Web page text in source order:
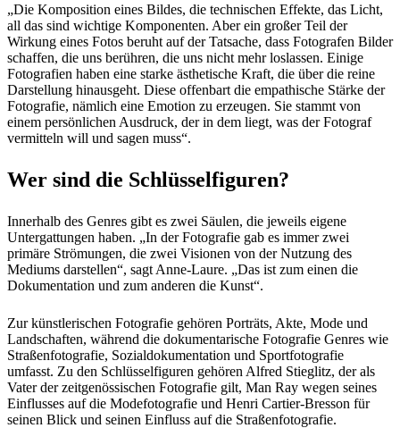
„Die Komposition eines Bildes, die technischen Effekte, das Licht,
all das sind wichtige Komponenten. Aber ein großer Teil der
Wirkung eines Fotos beruht auf der Tatsache, dass Fotografen Bilder
schaffen, die uns berühren, die uns nicht mehr loslassen. Einige
Fotografien haben eine starke ästhetische Kraft, die über die reine
Darstellung hinausgeht. Diese offenbart die empathische Stärke der
Fotografie, nämlich eine Emotion zu erzeugen. Sie stammt von
einem persönlichen Ausdruck, der in dem liegt, was der Fotograf
vermitteln will und sagen muss“.
Wer sind die Schlüsselfiguren?
Innerhalb des Genres gibt es zwei Säulen, die jeweils eigene
Untergattungen haben. „In der Fotografie gab es immer zwei
primäre Strömungen, die zwei Visionen von der Nutzung des
Mediums darstellen“, sagt Anne-Laure. „Das ist zum einen die
Dokumentation und zum anderen die Kunst“.
Zur künstlerischen Fotografie gehören Porträts, Akte, Mode und
Landschaften, während die dokumentarische Fotografie Genres wie
Straßenfotografie, Sozialdokumentation und Sportfotografie
umfasst. Zu den Schlüsselfiguren gehören Alfred Stieglitz, der als
Vater der zeitgenössischen Fotografie gilt, Man Ray wegen seines
Einflusses auf die Modefotografie und Henri Cartier-Bresson für
seinen Blick und seinen Einfluss auf die Straßenfotografie.